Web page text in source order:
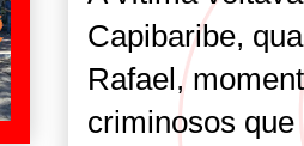
Capibaribe,
Rafael,
criminosos